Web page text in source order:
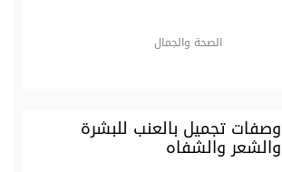
الصحة والجمال
وصفات تجميل بالعنب للبشرة
والشعر والشفاه